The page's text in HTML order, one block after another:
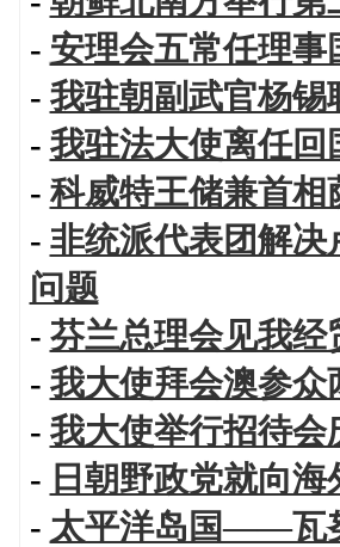
- 安理会五常任理
- 我驻朝副武官杨锡
- 我驻法大使离任回
- 科威特王储兼首相
- 非统派代表团解决
问题
- 芬兰总理会见我经
- 我大使拜会澳参众
- 我大使举行招待会
- 日朝野政党就向
- 太平洋岛国——瓦